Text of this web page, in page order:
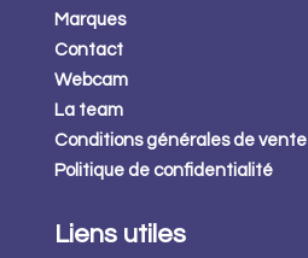
Marques
Contact
Webcam
La team
Conditions générales de vente
Politique de confidentialité
Liens utiles